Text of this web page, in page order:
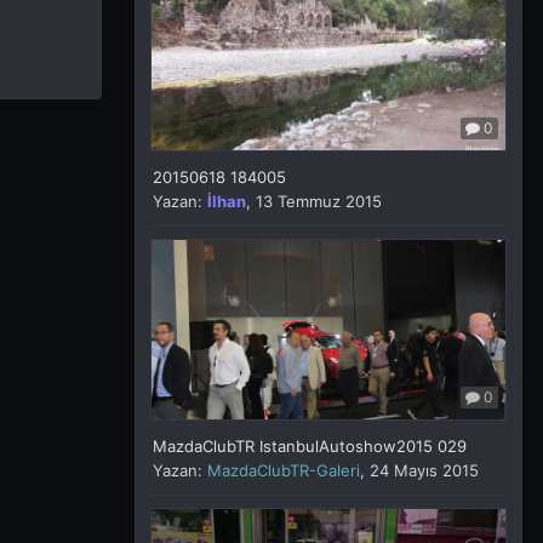
0
20150618 184005
Yazan: İlhan, 13 Temmuz 2015
0
MazdaClubTR IstanbulAutoshow2015 029
Yazan: MazdaClubTR-Galeri, 24 Mayıs 2015